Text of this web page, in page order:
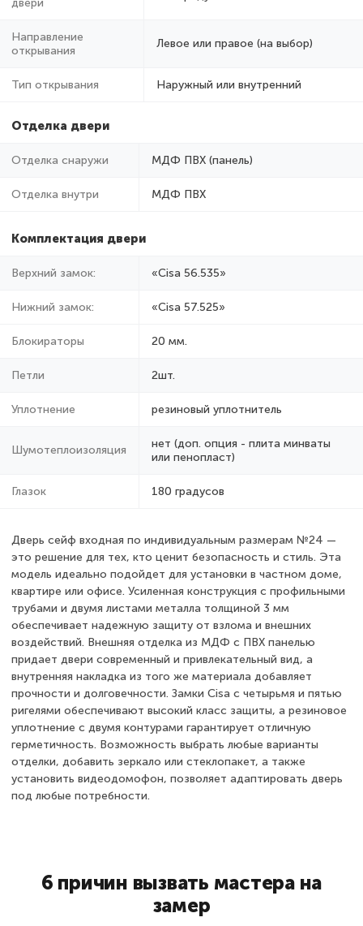
Направление
открывания
Левое или правое (на выбор)
Тип открывания Наружный или внутренний
Отделка двери
Отделка снаружи МДФ ПВХ (панель)
Отделка внутри МДФ ПВХ
Комплектация двери
Верхний замок: «Cisa 56.535»
Нижний замок: «Cisa 57.525»
Блокираторы 20 мм.
Петли 2шт.
Уплотнение резиновый уплотнитель
Шумотеплоизоляция
нет (доп. опция - плита минваты
или пенопласт)
Глазок 180 градусов
Дверь сейф входная по индивидуальным размерам №24 —
это решение для тех, кто ценит безопасность и стиль. Эта
модель идеально подойдет для установки в частном доме,
квартире или офисе. Усиленная конструкция с профильными
трубами и двумя листами металла толщиной 3 мм
обеспечивает надежную защиту от взлома и внешних
воздействий. Внешняя отделка из МДФ с ПВХ панелью
придает двери современный и привлекательный вид, а
внутренняя накладка из того же материала добавляет
прочности и долговечности. Замки Cisa с четырьмя и пятью
ригелями обеспечивают высокий класс защиты, а резиновое
уплотнение с двумя контурами гарантирует отличную
герметичность. Возможность выбрать любые варианты
отделки, добавить зеркало или стеклопакет, а также
установить видеодомофон, позволяет адаптировать дверь
под любые потребности.
6 причин вызвать мастера на
замер